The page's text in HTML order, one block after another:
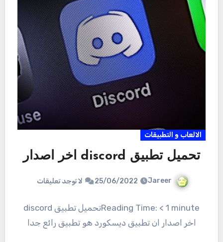
الالعاب و التطبيقات
تحميل تطبيق discord اخر اصدار
Jareer
25/06/2022 لا توجد تعليقات
Reading Time: < 1 minuteتحميل تطبيق discord
اخر اصدار ان تطبيق ديسكورد هو تطبيق رائع جدا